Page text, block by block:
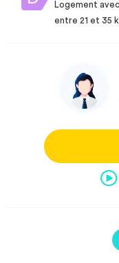
Logement
entre 21 et 35